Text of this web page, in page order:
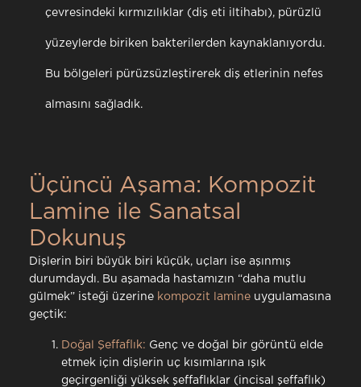
çevresindeki kırmızılıklar (diş eti iltihabı), pürüzlü
yüzeylerde biriken bakterilerden kaynaklanıyordu.
Bu bölgeleri pürüzsüzleştirerek diş etlerinin nefes
almasını sağladık.
Üçüncü Aşama: Kompozit
Lamine ile Sanatsal
Dokunuş
Dişlerin biri büyük biri küçük, uçları ise aşınmış
durumdaydı. Bu aşamada hastamızın “daha mutlu
gülmek” isteği üzerine kompozit lamine uygulamasına
geçtik:
Doğal Şeffaflık: Genç ve doğal bir görüntü elde
etmek için dişlerin uç kısımlarına ışık
geçirgenliği yüksek şeffaflıklar (incisal şeffaflık)